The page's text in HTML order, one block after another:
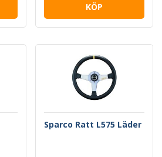
KÖP
Sparco Ratt L575 Läder